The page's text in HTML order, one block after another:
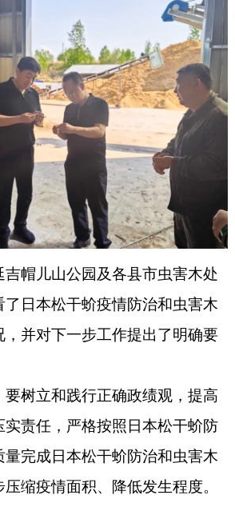
吉帽儿山公园及各县市虫害木处
日本松干蚧疫情防治和虫害木
并对下一步工作提出了明确要
要树立和践行正确政绩观，提高
责任，严格按照日本松干蚧防
完成日本松干蚧防治和虫害木
缩疫情面积、降低发生程度。